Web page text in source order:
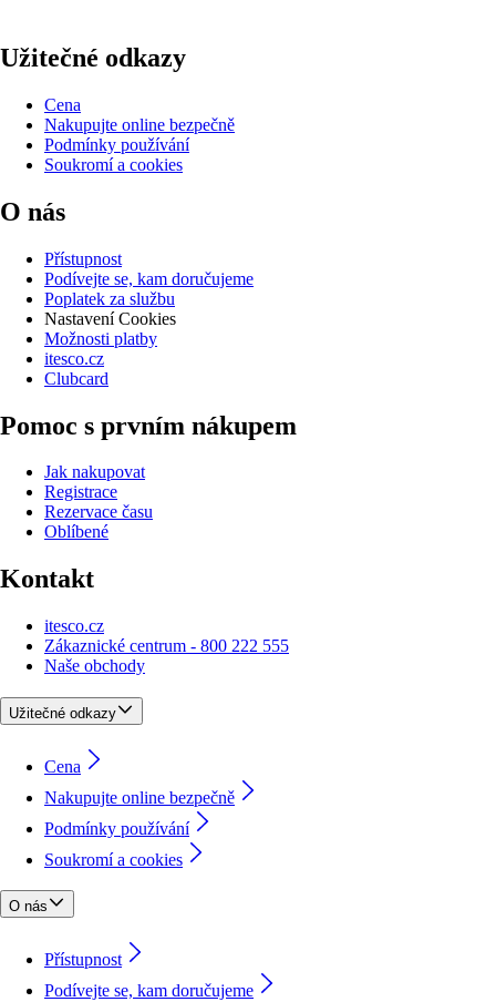
Užitečné odkazy
Cena
Nakupujte online bezpečně
Podmínky používání
Soukromí a cookies
O nás
Přístupnost
Podívejte se, kam doručujeme
Poplatek za službu
Nastavení Cookies
Možnosti platby
itesco.cz
Clubcard
Pomoc s prvním nákupem
Jak nakupovat
Registrace
Rezervace času
Oblíbené
Kontakt
itesco.cz
Zákaznické centrum - 800 222 555
Naše obchody
Užitečné odkazy
Cena
Nakupujte online bezpečně
Podmínky používání
Soukromí a cookies
O nás
Přístupnost
Podívejte se, kam doručujeme